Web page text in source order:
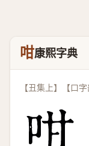
咁康熙字典
【丑集上】【口